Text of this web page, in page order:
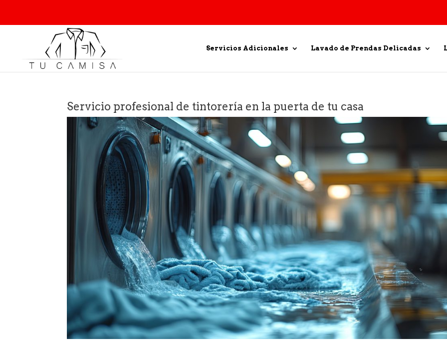
Servicios Adicionales Lavado de Prendas Delicadas
Servicio profesional de tintorería en la puerta de tu casa